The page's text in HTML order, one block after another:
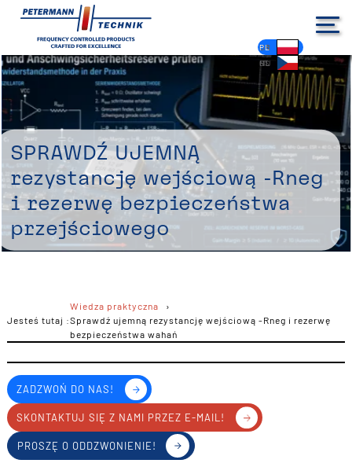
DE
EN
FR
ES
PL
IT
NL
HU
CS
Sprawdź ujemną
rezystancję wejściową -Rneg
i rezerwę bezpieczeństwa
przejściowego
Jesteś tutaj :
Wiedza praktyczna
Sprawdź ujemną rezystancję wejściową -Rneg i rezerwę
bezpieczeństwa wahań
ZADZWOŃ DO NAS!
SKONTAKTUJ SIĘ Z NAMI PRZEZ E-MAIL!
PROSZĘ O ODDZWONIENIE!